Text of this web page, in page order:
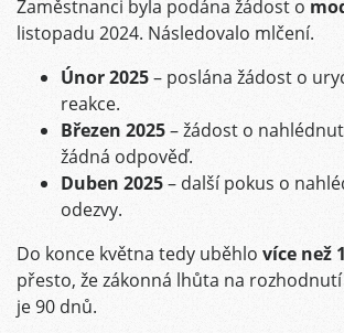
Zaměstnanci byla podána žádost o
listopadu 2024. Následovalo mlčení.
Únor 2025– poslána žádost o
reakce.
Březen 2025– žádost o
žádná odpověď.
Duben 2025– další pokus o
odezvy.
Do konce května tedy uběhlo více než
přesto, že zákonná lhůta na
je 90 dnů.